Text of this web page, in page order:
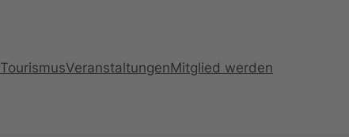
TourismusVeranstaltungenMitglied werden